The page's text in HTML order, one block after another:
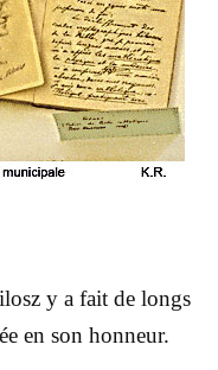
y a fait de longs
en son honneur.